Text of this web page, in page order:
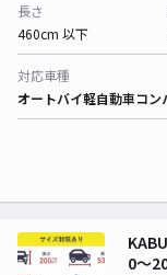
長さ
460cm 以下
対応車種
オートバイ軽自動車コン
0〜